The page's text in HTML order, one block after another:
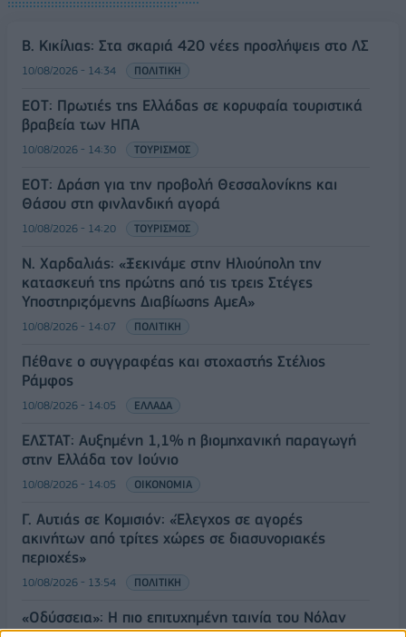
Β. Κικίλιας: Στα σκαριά 420 νέες προσλήψεις στο ΛΣ
10/08/2026 - 14:34 ΠΟΛΙΤΙΚΗ
ΕΟΤ: Πρωτιές της Ελλάδας σε κορυφαία τουριστικά
βραβεία των ΗΠΑ
10/08/2026 - 14:30 ΤΟΥΡΙΣΜΟΣ
ΕΟΤ: Δράση για την προβολή Θεσσαλονίκης και
Θάσου στη φινλανδική αγορά
10/08/2026 - 14:20 ΤΟΥΡΙΣΜΟΣ
Ν. Χαρδαλιάς: «Ξεκινάμε στην Ηλιούπολη την
κατασκευή της πρώτης από τις τρεις Στέγες
Υποστηριζόμενης Διαβίωσης ΑμεΑ»
10/08/2026 - 14:07 ΠΟΛΙΤΙΚΗ
Πέθανε ο συγγραφέας και στοχαστής Στέλιος
Ράμφος
10/08/2026 - 14:05 ΕΛΛΑΔΑ
ΕΛΣΤΑΤ: Αυξημένη 1,1% η βιομηχανική παραγωγή
στην Ελλάδα τον Ιούνιο
10/08/2026 - 14:05 ΟΙΚΟΝΟΜΙΑ
Γ. Αυτιάς σε Κομισιόν: «Έλεγχος σε αγορές
ακινήτων από τρίτες χώρες σε διασυνοριακές
περιοχές»
10/08/2026 - 13:54 ΠΟΛΙΤΙΚΗ
«Οδύσσεια»: Η πιο επιτυχημένη ταινία του Νόλαν